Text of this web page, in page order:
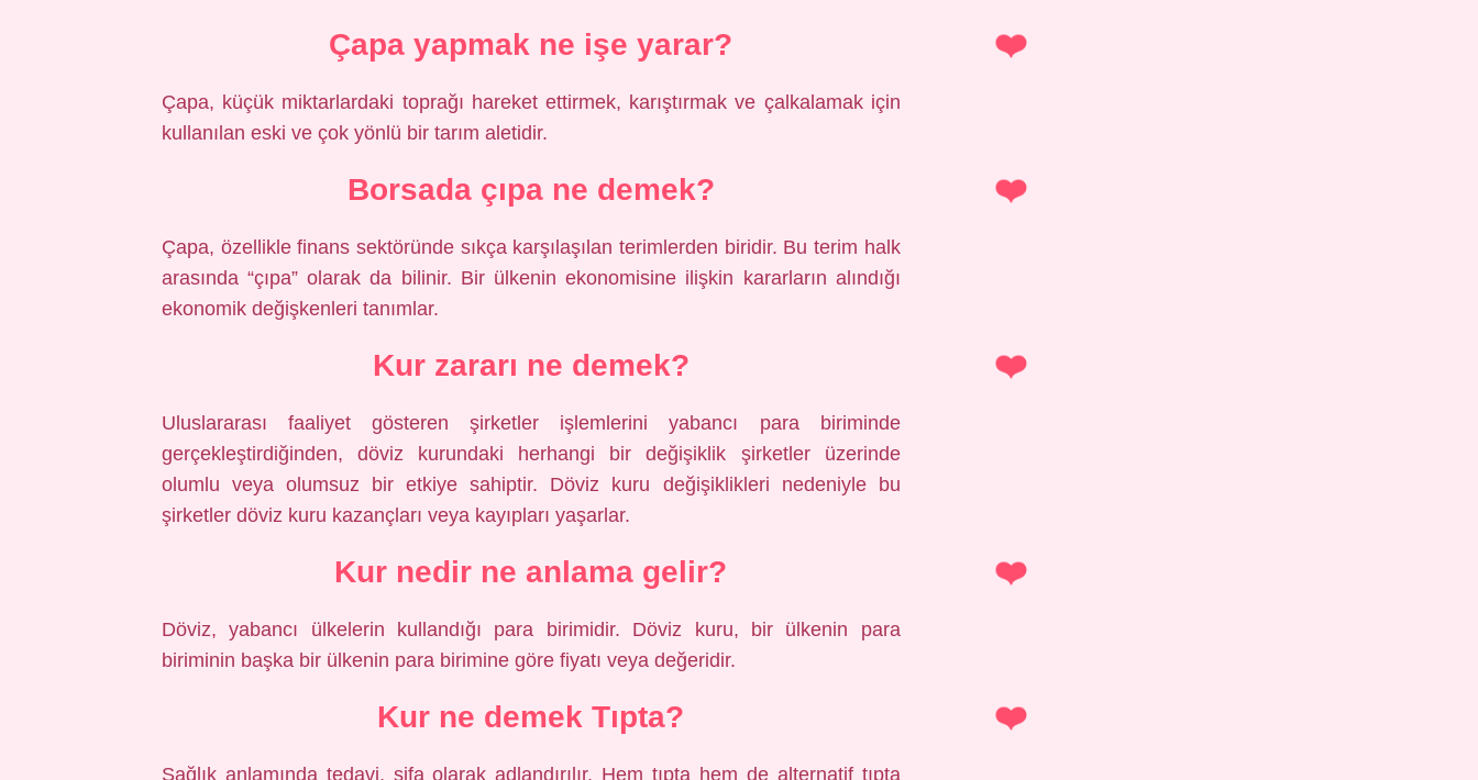
Çapa yapmak ne işe yarar?
Çapa, küçük miktarlardaki toprağı hareket ettirmek, karıştırmak ve çalkalamak için
kullanılan eski ve çok yönlü bir tarım aletidir.
Borsada çıpa ne demek?
Çapa, özellikle finans sektöründe sıkça karşılaşılan terimlerden biridir. Bu terim halk
arasında “çıpa” olarak da bilinir. Bir ülkenin ekonomisine ilişkin kararların alındığı
ekonomik değişkenleri tanımlar.
Kur zararı ne demek?
Uluslararası faaliyet gösteren şirketler işlemlerini yabancı para biriminde
gerçekleştirdiğinden, döviz kurundaki herhangi bir değişiklik şirketler üzerinde
olumlu veya olumsuz bir etkiye sahiptir. Döviz kuru değişiklikleri nedeniyle bu
şirketler döviz kuru kazançları veya kayıpları yaşarlar.
Kur nedir ne anlama gelir?
Döviz, yabancı ülkelerin kullandığı para birimidir. Döviz kuru, bir ülkenin para
biriminin başka bir ülkenin para birimine göre fiyatı veya değeridir.
Kur ne demek Tıpta?
Sağlık anlamında tedavi, şifa olarak adlandırılır. Hem tıpta hem de alternatif tıpta